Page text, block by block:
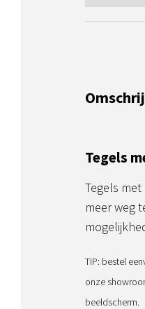
Tegels
Tegels
meer weg
TIP: bestel
onze
beeldscherm.